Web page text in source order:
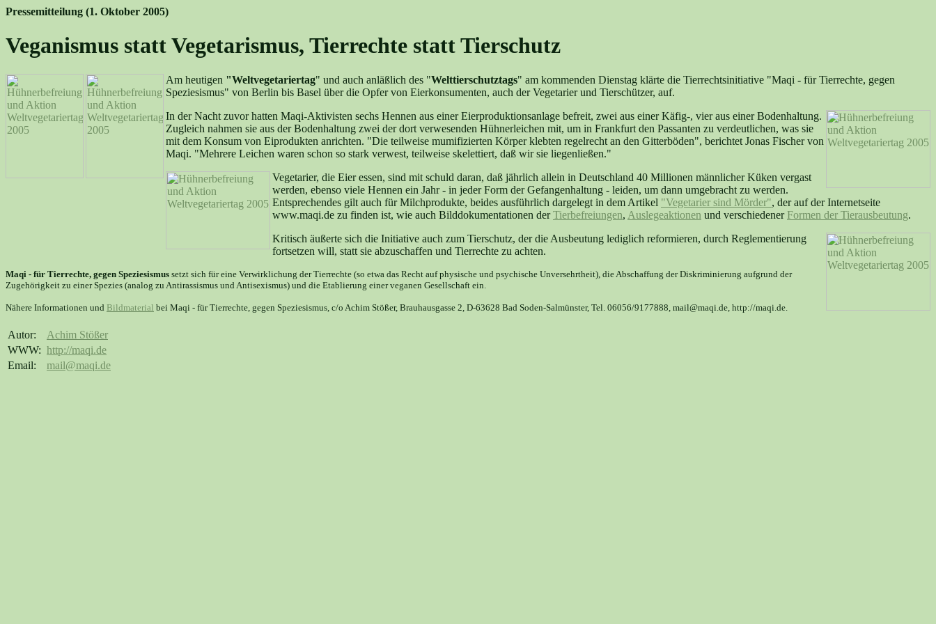
Pressemitteilung (1. Oktober 2005)
Veganismus statt Vegetarismus, Tierrechte statt Tierschutz
Am heutigen "Weltvegetariertag" und auch anläßlich des "Welttierschutztags" am kommenden Dienstag klärte die Tierrechtsinitiative "Maqi - für Tierrechte, gegen
Speziesismus" von Berlin bis Basel über die Opfer von Eierkonsumenten, auch der Vegetarier und Tierschützer, auf.
In der Nacht zuvor hatten Maqi-Aktivisten sechs Hennen aus einer Eierproduktionsanlage befreit, zwei aus einer Käfig-, vier aus einer Bodenhaltung.
Zugleich nahmen sie aus der Bodenhaltung zwei der dort verwesenden Hühnerleichen mit, um in Frankfurt den Passanten zu verdeutlichen, was sie
mit dem Konsum von Eiprodukten anrichten. "Die teilweise mumifizierten Körper klebten regelrecht an den Gitterböden", berichtet Jonas Fischer von
Maqi. "Mehrere Leichen waren schon so stark verwest, teilweise skelettiert, daß wir sie liegenließen."
Vegetarier, die Eier essen, sind mit schuld daran, daß jährlich allein in Deutschland 40 Millionen männlicher Küken vergast
werden, ebenso viele Hennen ein Jahr - in jeder Form der Gefangenhaltung - leiden, um dann umgebracht zu werden.
Entsprechendes gilt auch für Milchprodukte, beides ausführlich dargelegt in dem Artikel "Vegetarier sind Mörder", der auf der Internetseite
www.maqi.de zu finden ist, wie auch Bilddokumentationen derTierbefreiungen, Auslegeaktionen und verschiedener Formen der Tierausbeutung.
Kritisch äußerte sich die Initiative auch zum Tierschutz, der die Ausbeutung lediglich reformieren, durch Reglementierung
fortsetzen will, statt sie abzuschaffen und Tierrechte zu achten.
Maqi - für Tierrechte, gegen Speziesismus setzt sich für eine Verwirklichung der Tierrechte (so etwa das Recht auf physische und psychische Unversehrtheit), die Abschaffung der Diskriminierung aufgrund der
Zugehörigkeit zu einer Spezies (analog zu Antirassismus und Antisexismus) und die Etablierung einer veganen Gesellschaft ein.
Nähere Informationen und Bildmaterial bei Maqi - für Tierrechte, gegen Speziesismus, c/o Achim Stößer, Brauhausgasse 2, D-63628 Bad Soden-Salmünster, Tel. 06056/9177888, mail@maqi.de, http://maqi.de.
Autor:
Achim Stößer
WWW: http://maqi.de
Email:
mail@maqi.de